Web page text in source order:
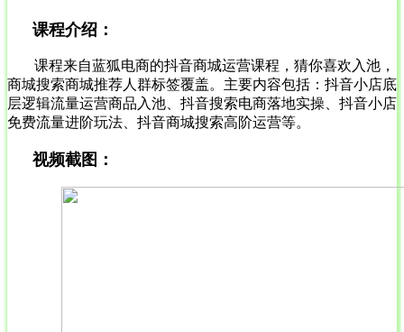
课程介绍：
课程来自蓝狐电商的抖音商城运营课程，猜你喜欢入池，
商城搜索商城推荐人群标签覆盖。主要内容包括：抖音小店底
层逻辑流量运营商品入池、抖音搜索电商落地实操、抖音小店
免费流量进阶玩法、抖音商城搜索高阶运营等。
视频截图：